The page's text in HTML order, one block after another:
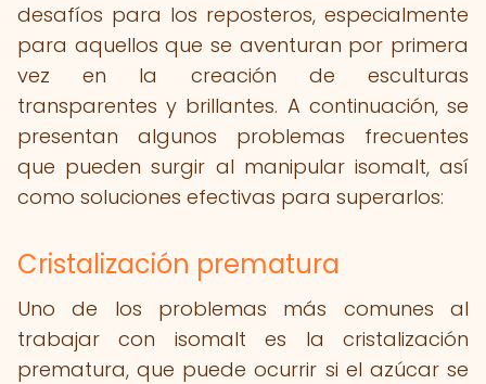
desafíos para los reposteros, especialmente
para aquellos que se aventuran por primera
vez en la creación de esculturas
transparentes y brillantes. A continuación, se
presentan algunos problemas frecuentes
que pueden surgir al manipular isomalt, así
como soluciones efectivas para superarlos:
Cristalización prematura
Uno de los problemas más comunes al
trabajar con isomalt es la cristalización
prematura, que puede ocurrir si el azúcar se